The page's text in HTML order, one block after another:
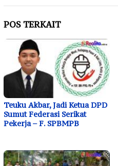
POS TERKAIT
Teuku Akbar, Jadi Ketua DPD
Sumut Federasi Serikat
Pekerja – F. SPBMPB